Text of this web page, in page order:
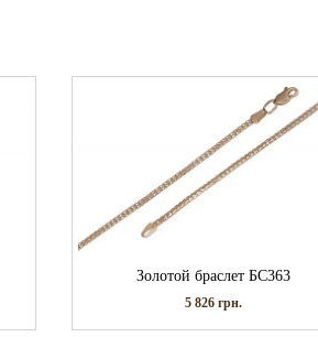
Золотой браслет БС363
5 826грн.